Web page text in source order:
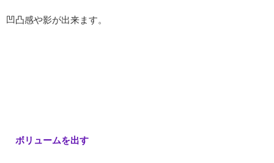
凹凸感や影が出来ます。
ボリュームを出す